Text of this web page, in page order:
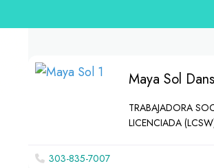
Maya Sol
TRABAJADORA
LICENCIADA
303-835-7007